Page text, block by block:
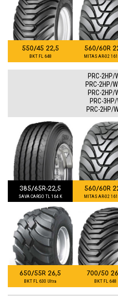
550/45 22,5
BKT FL 648
560/60R
MITAS AR-02
PRC-2HP/
PRC-2HP/
PRC-2HP/
PRC-
PRC-2HP/
385/65R-22,5
SAVA CARGO TL 164 K
560/60R
MITAS AR-02
650/55R 26,5
BKT FL 630 Ultra
700/50
BKT FL 648